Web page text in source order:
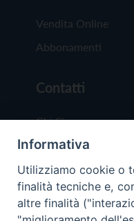
Vendita Online
Abbonamenti
Contatti
Chi Siamo
Redazione
Scrivici
Informativa
Utilizziamo cookie o
finalità tecniche e,
altre finalità